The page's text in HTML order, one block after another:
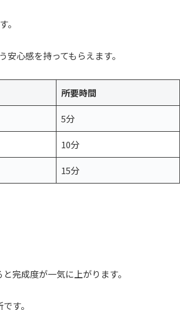
。
心感を持ってもらえます。
所要時間
5分
10分
15分
完成度が一気に上がります。
す。